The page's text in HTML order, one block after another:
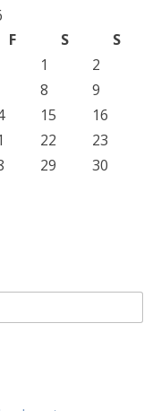
F S
S
1
2
8
9
15
16
22
23
29
30